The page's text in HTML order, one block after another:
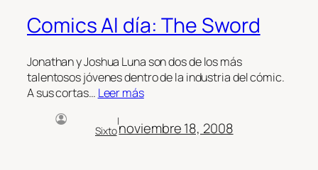
Comics Al día: The Sword
Jonathan y Joshua Luna son dos de los más
talentosos jóvenes dentro de la industria del cómic.
A sus cortas… Leer más
Sixto
|noviembre 18, 2008